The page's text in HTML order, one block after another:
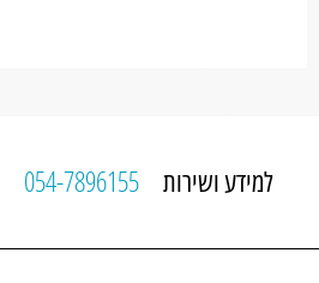
למידע ושירות 054-7896155